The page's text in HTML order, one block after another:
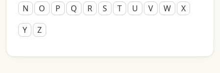
N
O P Q R S T U V W
X
Y
Z